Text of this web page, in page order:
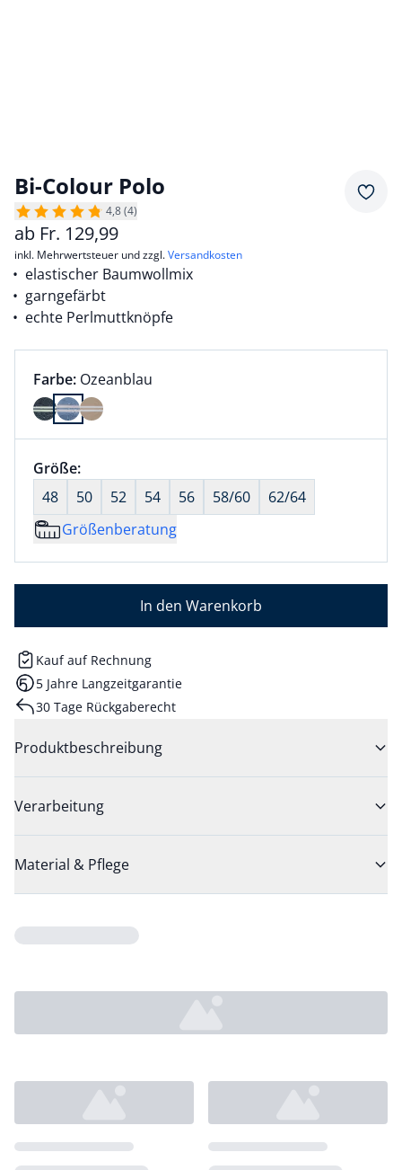
Bi-Colour Polo
4,8 (4)
ab Fr. 129,99
inkl. Mehrwertsteuer und zzgl.Versandkosten
elastischer Baumwollmix
garngefärbt
echte Perlmuttknöpfe
Farbauswahl:
Farbe: aktuell ausgewählt:
Ozeanblau
Farbe Ozeanblau ausgewählt
Größenauswahl:
Größe:nichts ausgewählt
48
50 52 54 56 58/60
62/64
Größenberatung
In den Warenkorb
Kauf auf Rechnung
5 Jahre Langzeitgarantie
30 Tage Rückgaberecht
Produktbeschreibung
Verarbeitung
Material & Pflege